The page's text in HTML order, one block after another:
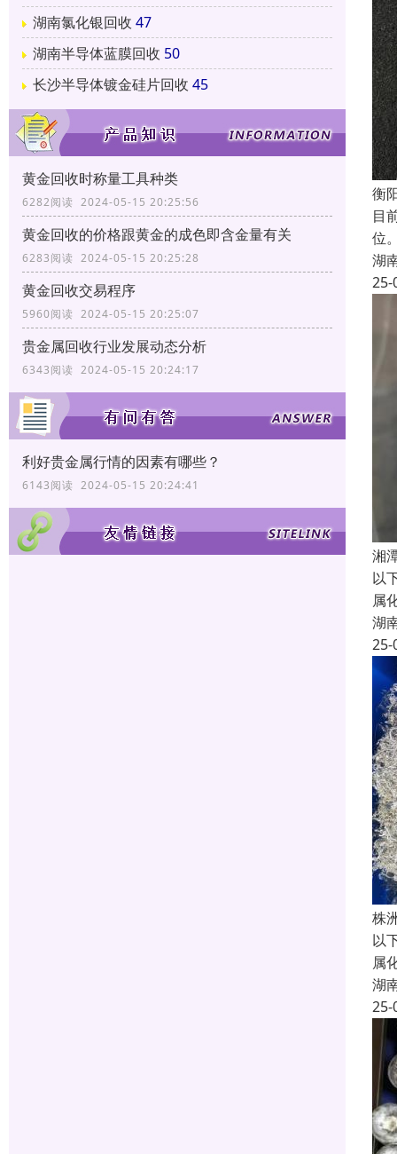
湖南氯化银回收 47
湖南半导体蓝膜回收 50
长沙半导体镀金硅片回收 45
黄金回收时称量工具种类
6282阅读 2024-05-15 20:25:56
黄金回收的价格跟黄金的成色即含金量有关
6283阅读 2024-05-15 20:25:28
黄金回收交易程序
5960阅读 2024-05-15 20:25:07
贵金属回收行业发展动态分析
6343阅读 2024-05-15 20:24:17
利好贵金属行情的因素有哪些？
6143阅读 2024-05-15 20:24:41
衡
目
位
湖
25-
湘
以
属
湖
25-
株
以
属
湖
25-